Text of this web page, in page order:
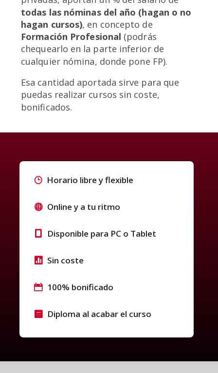
todas las nóminas del año (hagan o no
hagan cursos), en concepto de
Formación Profesional (podrás
chequearlo en la parte inferior de
cualquier nómina, donde pone FP).
Esa cantidad aportada sirve para que
puedas realizar cursos sin coste,
bonificados.
Horario libre y flexible
Online y a tu ritmo
Disponible para PC o Tablet
Sin coste
100% bonificado
Diploma al acabar el curso